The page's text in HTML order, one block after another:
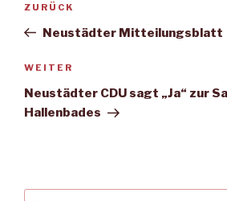
Vorheriger
Beitrag
ZURÜCK
Neustädter Mitteilungsblatt
Nächster
Beitrag
WEITER
Neustädter CDU sagt „Ja“ zur
Hallenbades